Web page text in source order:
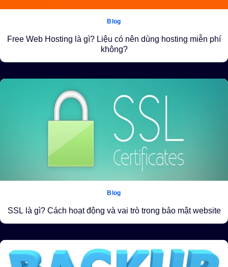
Blog
Free Web Hosting là gì? Liệu có nên dùng hosting miễn phí
không?
Blog
SSL là gì? Cách hoạt động và vai trò trong bảo mật website